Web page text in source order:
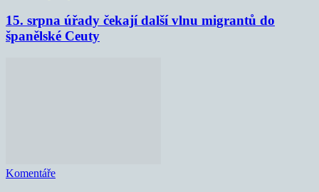
15. srpna úřady čekají další vlnu migrantů do
španělské Ceuty
Komentáře